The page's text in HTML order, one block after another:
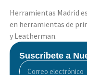
Herramientas Madrid
en herramientas de
y Leatherman.
Suscríbete a